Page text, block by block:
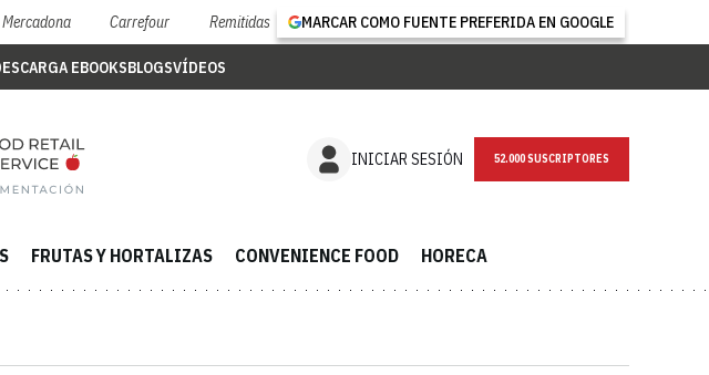
Mercadona Carrefour Remitidas MARCAR COMO FUENTE PREFERIDA EN GOOGLE
EBOOKSBLOGSVÍDEOS
INICIAR SESIÓN NEWSLETTER
FRUTAS Y HORTALIZAS CONVENIENCE FOOD HORECA